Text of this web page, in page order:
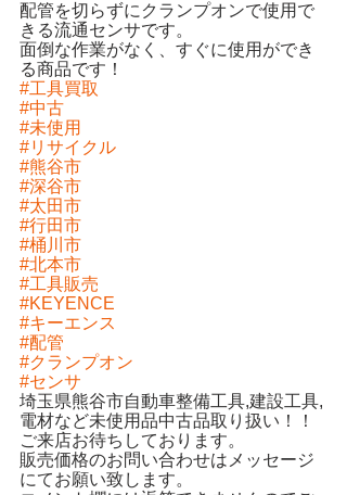
配管を切らずに クランプオンで使用で
きる流通センサです。
面倒な作業がなく、すぐに使用ができ
る商品です！
#工具買取
#中古
#未使用
#リサイクル
#熊谷市
#深谷市
#太田市
#行田市
#桶川市
#北本市
#工具販売
#KEYENCE
#キーエンス
#配管
#クランプオン
#センサ
埼玉県熊谷市自動車整備工具,建設工具,
電材など未使用品中古品取り扱い！！
ご来店お待ちしております。
販売価格のお問い合わせはメッセージ
にてお願い致します。